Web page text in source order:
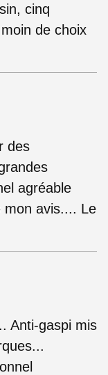
cinq
de choix
des
agréable
mon avis.... Le
Anti-gaspi mis